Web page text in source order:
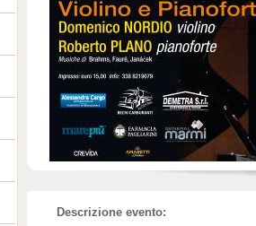
Descrizione evento: